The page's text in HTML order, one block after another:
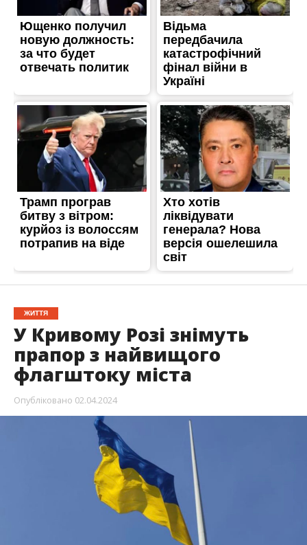
ЖИТТЯ
У Кривому Розі знімуть
прапор з найвищого
флагштоку міста
Опубліковано 02.04.2024